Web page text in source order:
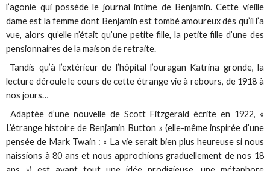
l’agonie qui possède le journal intime de Benjamin. Cette vieille
dame est la femme dont Benjamin est tombé amoureux dès qu’il l’a
vue, alors qu’elle n’était qu’une petite fille, la petite fille d’une des
pensionnaires de la maison de retraite.
Tandis qu’à l’extérieur de l’hôpital l’ouragan Katrina gronde, la
lecture déroule le cours de cette étrange vie à rebours, de 1918 à
nos jours…
Adaptée d’une nouvelle de Scott Fitzgerald écrite en 1922, «
L’étrange histoire de Benjamin Button » (elle-même inspirée d’une
pensée de Mark Twain : « La vie serait bien plus heureuse si nous
naissions à 80 ans et nous approchions graduellement de nos 18